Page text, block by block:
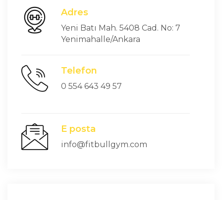
Adres
Yeni Batı Mah. 5408 Cad. No: 7
Yenimahalle/Ankara
Telefon
0 554 643 49 57
E posta
info@fitbullgym.com